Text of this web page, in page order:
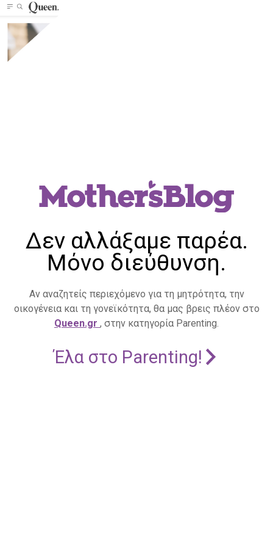
Δεν αλλάξαμε παρέα.
Μόνο διεύθυνση.
Αν αναζητείς περιεχόμενο για τη μητρότητα, την
οικογένεια και τη γονεϊκότητα, θα μας βρεις πλέον στο
Queen.gr , στην κατηγορία Parenting.
Έλα στο Parenting!